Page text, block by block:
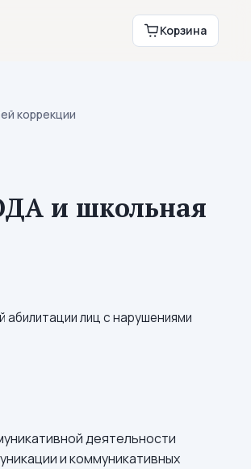
Корзина
коррекции
и школьная
абилитации лиц с нарушениями
деятельности
и коммуникативных